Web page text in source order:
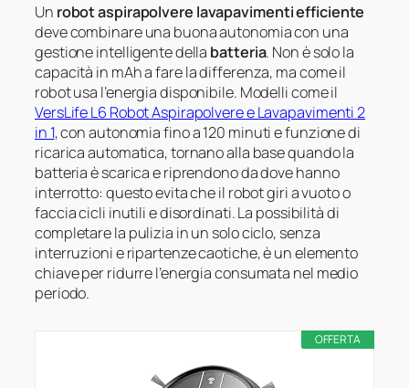
Un robot aspirapolvere lavapavimenti efficiente
deve combinare una buona autonomia con una
gestione intelligente della batteria. Non è solo la
capacità in mAh a fare la differenza, ma come il
robot usa l’energia disponibile. Modelli come il
VersLife L6 Robot Aspirapolvere e Lavapavimenti 2
in 1, con autonomia fino a 120 minuti e funzione di
ricarica automatica, tornano alla base quando la
batteria è scarica e riprendono da dove hanno
interrotto: questo evita che il robot giri a vuoto o
faccia cicli inutili e disordinati. La possibilità di
completare la pulizia in un solo ciclo, senza
interruzioni e ripartenze caotiche, è un elemento
chiave per ridurre l’energia consumata nel medio
periodo.
OFFERTA